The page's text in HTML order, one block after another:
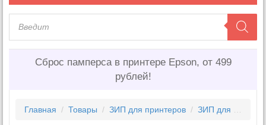
Сброс памперса в принтере Epson, от 499
рублей!
Главная / Товары / ЗИП для принтеров / ЗИП для EPSON